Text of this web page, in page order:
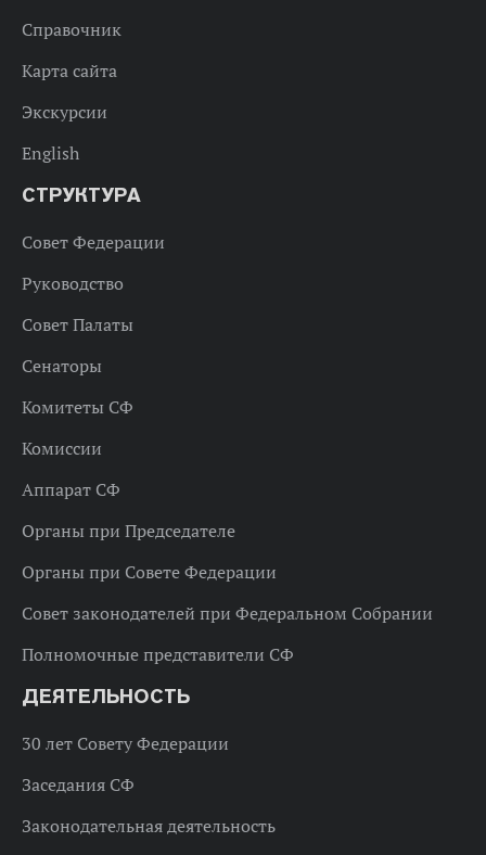
Справочник
Карта сайта
Экскурсии
English
СТРУКТУРА
Совет Федерации
Руководство
Совет Палаты
Сенаторы
Комитеты СФ
Комиссии
Аппарат СФ
Органы при Председателе
Органы при Совете Федерации
Совет законодателей при Федеральном Собрании
Полномочные представители СФ
ДЕЯТЕЛЬНОСТЬ
30 лет Совету Федерации
Заседания СФ
Законодательная деятельность